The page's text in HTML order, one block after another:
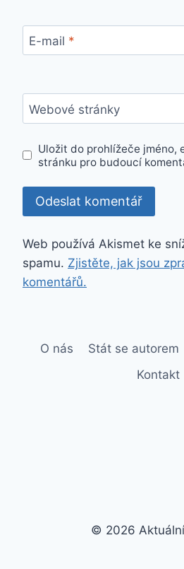
E-mail *
Webové stránky
Uložit do prohlížeče jméno,
stránku pro budoucí
Web používá Akismet ke
spamu. Zjistěte, jak jsou
komentářů.
O nás Stát se autorem
Kontakt
© 2026